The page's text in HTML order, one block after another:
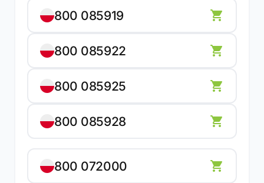
800 085919
800 085922
800 085925
800 085928
800 072000